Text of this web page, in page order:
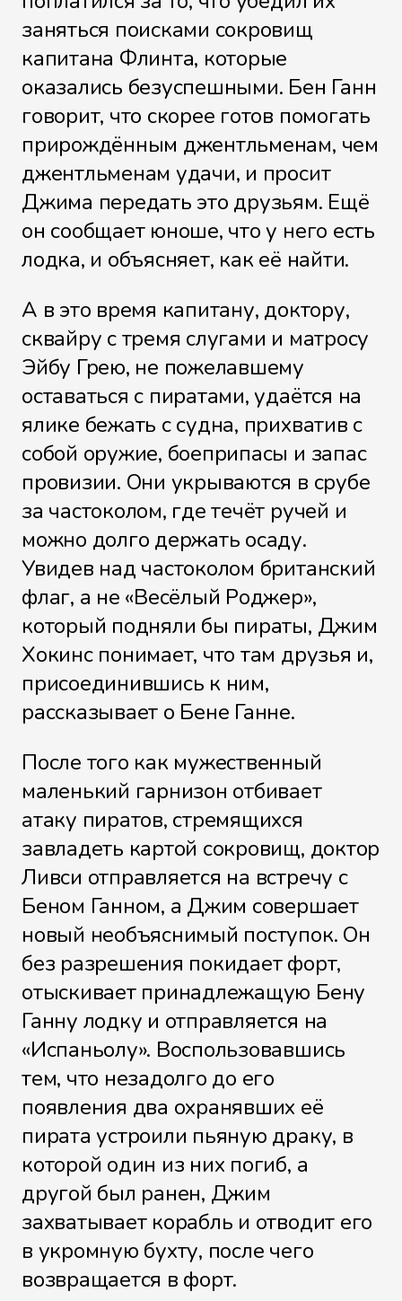
заняться поисками сокровищ
капитана Флинта, которые
оказались безуспешными. Бен Ганн
говорит, что скорее готов помогать
прирождённым джентльменам, чем
джентльменам удачи, и просит
Джима передать это друзьям. Ещё
он сообщает юноше, что у него есть
лодка, и объясняет, как её найти.
А в это время капитану, доктору,
сквайру с тремя слугами и матросу
Эйбу Грею, не пожелавшему
оставаться с пиратами, удаётся на
ялике бежать с судна, прихватив с
собой оружие, боеприпасы и запас
провизии. Они укрываются в срубе
за частоколом, где течёт ручей и
можно долго держать осаду.
Увидев над частоколом британский
флаг, а не «Весёлый Роджер»,
который подняли бы пираты, Джим
Хокинс понимает, что там друзья и,
присоединившись к ним,
рассказывает о Бене Ганне.
После того как мужественный
маленький гарнизон отбивает
атаку пиратов, стремящихся
завладеть картой сокровищ, доктор
Ливси отправляется на встречу с
Беном Ганном, а Джим совершает
новый необъяснимый поступок. Он
без разрешения покидает форт,
отыскивает принадлежащую Бену
Ганну лодку и отправляется на
«Испаньолу». Воспользовавшись
тем, что незадолго до его
появления два охранявших её
пирата устроили пьяную драку, в
которой один из них погиб, а
другой был ранен, Джим
захватывает корабль и отводит его
в укромную бухту, после чего
возвращается в форт.